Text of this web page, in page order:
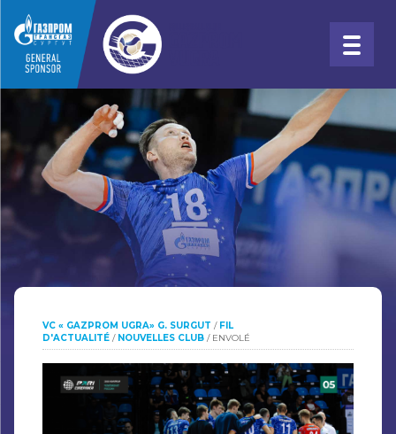
VC « GAZPROM UGRA» G. SURGUT / FIL
D'ACTUALITÉ / NOUVELLES CLUB / ENVOLÉ